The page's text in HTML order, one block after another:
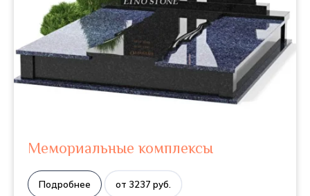
Мемориальные комплексы
Подробнее от 3237 руб.